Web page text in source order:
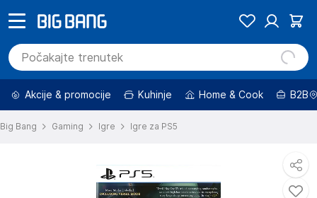
Akcije & promocije Kuhinje Home & Cook B2B
Big Bang Gaming Igre Igre za PS5